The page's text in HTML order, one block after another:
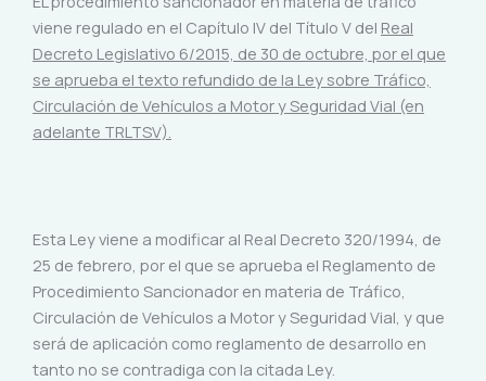
viene regulado en el Capítulo IV del Título V del Real
Decreto Legislativo 6/2015, de 30 de octubre, por el que
se aprueba el texto refundido de la Ley sobre Tráfico,
Circulación de Vehículos a Motor y Seguridad Vial (en
adelante TRLTSV).
Esta Ley viene a modificar al Real Decreto 320/1994, de
25 de febrero, por el que se aprueba el Reglamento de
Procedimiento Sancionador en materia de Tráfico,
Circulación de Vehículos a Motor y Seguridad Vial, y que
será de aplicación como reglamento de desarrollo en
tanto no se contradiga con la citada Ley.